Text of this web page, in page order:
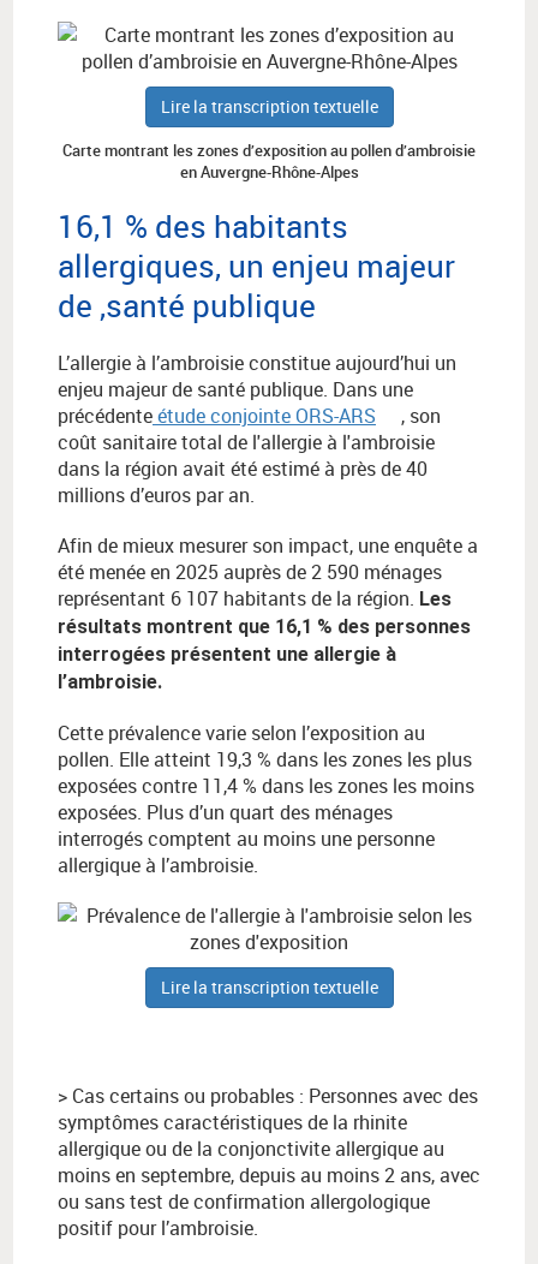
Lire la transcription textuelle
Carte montrant les zones d’exposition au pollen d’ambroisie
en Auvergne-Rhône-Alpes
16,1 % des habitants
allergiques, un enjeu majeur
de ,santé publique
L’allergie à l’ambroisie constitue aujourd’hui un
enjeu majeur de santé publique. Dans une
précédenteétude conjointe ORS-ARS
, son
coût sanitaire total de l'allergie à l'ambroisie
dans la région avait été estimé à près de 40
millions d’euros par an.
Afin de mieux mesurer son impact, une enquête a
été menée en 2025 auprès de 2 590 ménages
représentant 6 107 habitants de la région. Les
résultats montrent que 16,1 % des personnes
interrogées présentent une allergie à
l’ambroisie.
Cette prévalence varie selon l’exposition au
pollen. Elle atteint 19,3 % dans les zones les plus
exposées contre 11,4 % dans les zones les moins
exposées. Plus d’un quart des ménages
interrogés comptent au moins une personne
allergique à l’ambroisie.
Lire la transcription textuelle
> Cas certains ou probables : Personnes avec des
symptômes caractéristiques de la rhinite
allergique ou de la conjonctivite allergique au
moins en septembre, depuis au moins 2 ans, avec
ou sans test de confirmation allergologique
positif pour l’ambroisie.